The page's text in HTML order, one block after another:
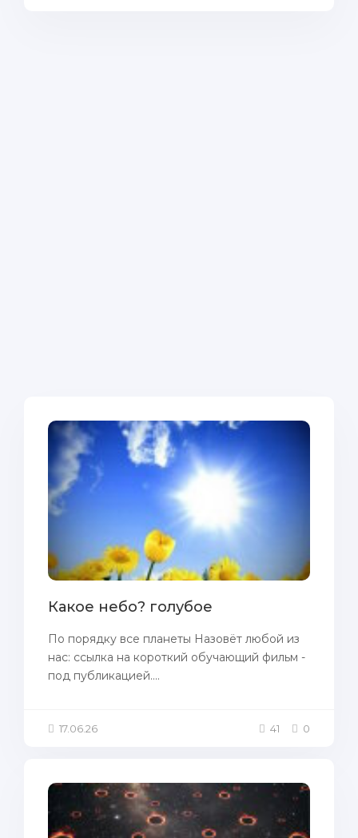
Какое небо? голубое
По порядку все планеты Назовёт любой из
нас: ссылка на короткий обучающий фильм -
под публикацией....
17.06.26 41 0